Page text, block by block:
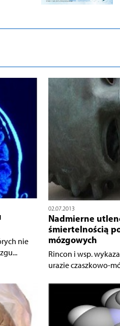
nie
02.07.2013
Nadmierne
śmiertelnością
mózgowych
Rincon i wsp.
urazie czaszkowo-